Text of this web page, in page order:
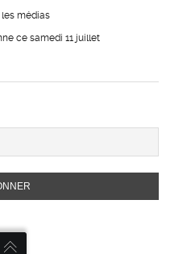
les médias
ce samedi 11 juillet